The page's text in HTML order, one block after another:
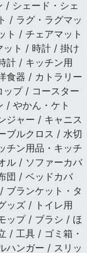
/ シェード・シェ
/ ラグ・ラグマッ
ト / チェアマット
ット / 時計 / 掛け
計 / キッチン用
食器 / カトラリー
プ / コースター
/ やかん・ケト
ジャー / キャニス
ブルクロス / 水切
チン用品・キッチ
ル / ソファーカバ
団 / ベッドカバ
ランケット・タ
ッズ / トイレ用
ップ / ブラシ / ほ
/ 工具 / ゴミ箱・
ハンガー / スリッ